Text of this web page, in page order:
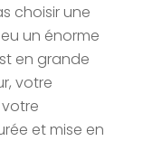
choisir une
un énorme
en grande
votre
et mise en